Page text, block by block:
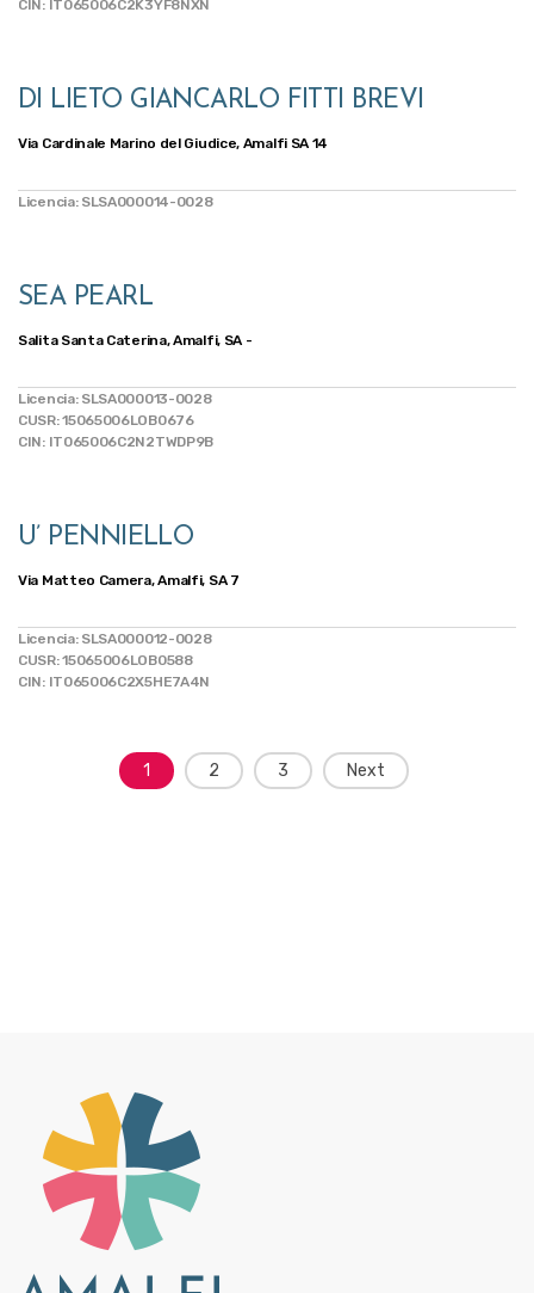
CIN: IT065006C2K3YF8NXN
DI LIETO GIANCARLO FITTI BREVI
Via Cardinale Marino del Giudice, Amalfi SA 14
Licencia: SLSA000014-0028
SEA PEARL
Salita Santa Caterina, Amalfi, SA -
Licencia: SLSA000013-0028
CUSR: 15065006LOB0676
CIN: IT065006C2N2TWDP9B
U’ PENNIELLO
Via Matteo Camera, Amalfi, SA 7
Licencia: SLSA000012-0028
CUSR: 15065006LOB0588
CIN: IT065006C2X5HE7A4N
1 2 3 Next